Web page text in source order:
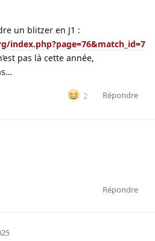
un blitzer en J1 :
index.php?page=76&match_id=7
pas là cette année,
2 Répondre
Répondre